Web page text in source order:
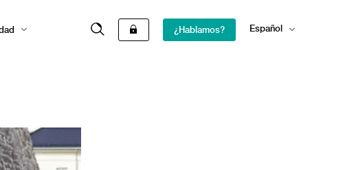
¿Hablamos?
Español